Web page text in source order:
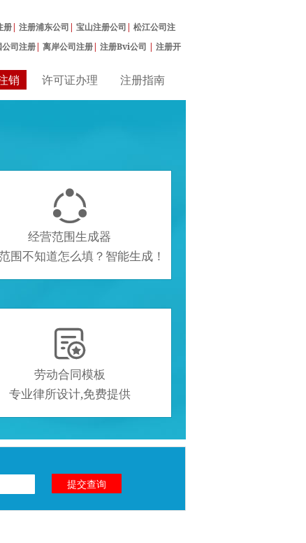
册| 注册浦东公司 | 宝山注册公司 | 松江公司注
公司注册| 离岸公司注册| 注册Bvi公司 | 注册开
销 许可证办理 注册指南

经营范围生成器
围不知道怎么填？智能生成！

劳动合同模板
专业律所设计,免费提供